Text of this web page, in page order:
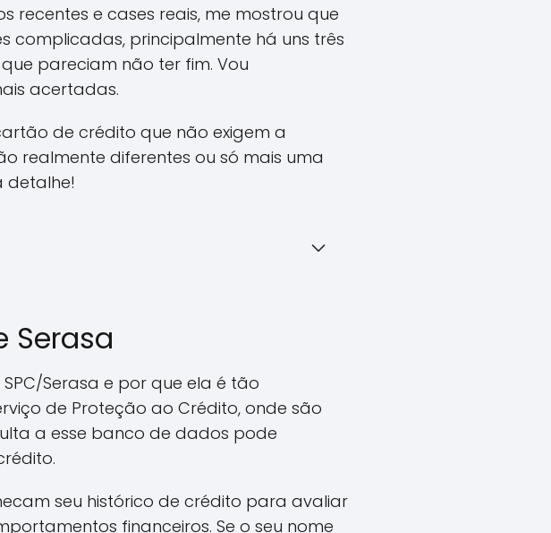
recentes e cases reais, me mostrou que
complicadas, principalmente há uns três
pareciam não ter fim. Vou
acertadas.
de crédito que não exigem a
realmente diferentes ou só mais uma
detalhe!
Serasa
Serasa e por que ela é tão
de Proteção ao Crédito, onde são
a esse banco de dados pode
seu histórico de crédito para avaliar
financeiros. Se o seu nome